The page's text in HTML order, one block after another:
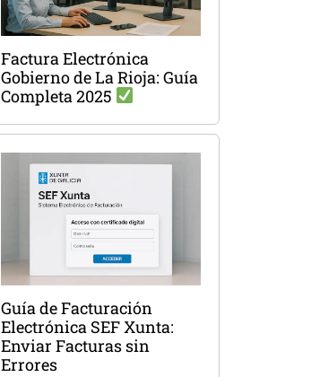
Factura Electrónica
Gobierno de La Rioja: Guía
Completa 2025
Guía de Facturación
Electrónica SEF Xunta:
Enviar Facturas sin
Errores